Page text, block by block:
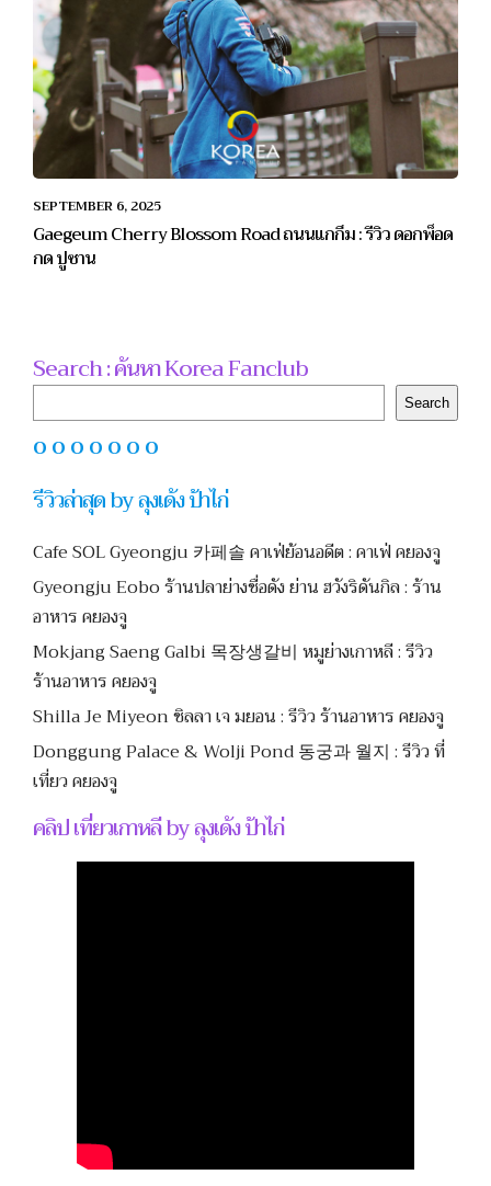
SEPTEMBER 6, 2025
Gaegeum Cherry Blossom Road ถนนแกกึม : รีวิว ดอกพ็อด
กด ปูซาน
Search : ค้นหา Korea Fanclub
Search
O O O O O O O
รีวิวล่าสุด by ลุงเด้ง ป้าไก่
Cafe SOL Gyeongju 카페솔 คาเฟ่ย้อนอดีต : คาเฟ่ คยองจู
Gyeongju Eobo ร้านปลาย่างชื่อดัง ย่าน ฮวังริดันกิล : ร้าน
อาหาร คยองจู
Mokjang Saeng Galbi 목장생갈비 หมูย่างเกาหลี : รีวิว
ร้านอาหาร คยองจู
Shilla Je Miyeon ชิลลา เจ มยอน : รีวิว ร้านอาหาร คยองจู
Donggung Palace & Wolji Pond 동궁과 월지 : รีวิว ที่
เที่ยว คยองจู
คลิป เที่ยวเกาหลี by ลุงเด้ง ป้าไก่